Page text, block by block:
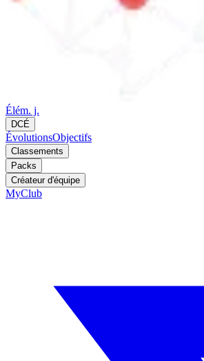
Élém. j.
DCÉ
ÉvolutionsObjectifs
Classements
Packs
Créateur d'équipe
MyClub